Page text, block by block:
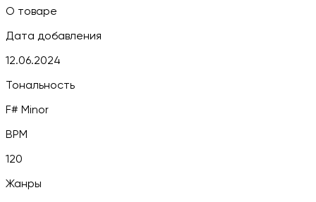
О товаре
Дата добавления
12.06.2024
Тональность
F# Minor
BPM
120
Жанры